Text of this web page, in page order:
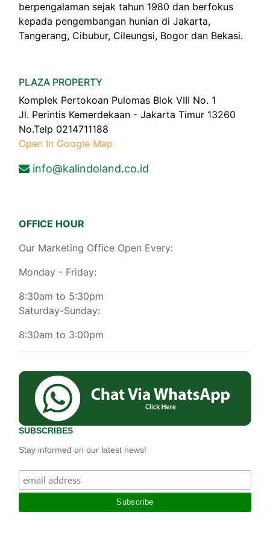
berpengalaman sejak tahun 1980 dan berfokus
kepada pengembangan hunian di Jakarta,
Tangerang, Cibubur, Cileungsi, Bogor dan Bekasi.
PLAZA PROPERTY
Komplek Pertokoan Pulomas Blok VIII No. 1
Jl. Perintis Kemerdekaan - Jakarta Timur 13260
No.Telp 0214711188
Open In Google Map
info@kalindoland.co.id
OFFICE HOUR
Our Marketing Office Open Every:
Monday - Friday:
8:30am to 5:30pm
Saturday-Sunday:
8:30am to 3:00pm
SUBSCRIBES
Stay informed on our latest news!